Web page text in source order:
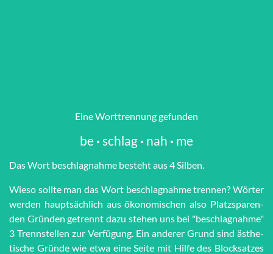
Eine Worttrennung gefunden
be · schlag · nah · me
Das Wort be­schlag­nah­me besteht aus 4 Silben.
Wieso sollte man das Wort be­schlag­nah­me trennen? Wörter
werden haupt­sächlich aus öko­no­mi­schen also Platz­spar­en­
den Grün­den getrennt dazu stehen uns bei "be­schlag­nah­me"
3 Trenn­stel­len zur Ver­fü­gung. Ein anderer Grund sind äs­the­
tische Grün­de wie et­wa eine Seite mit Hilfe des Block­satzes